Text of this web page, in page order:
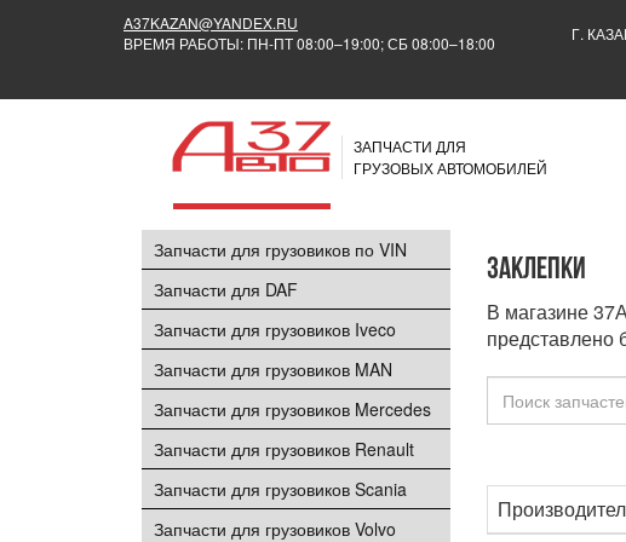
A37KAZAN@YANDEX.RU
ВРЕМЯ РАБОТЫ: ПН-ПТ 08:00–19:00; СБ 08:00–18:00
Г.
ЗАПЧАСТИ ДЛЯ
ГРУЗОВЫХ АВТОМОБИЛЕЙ
Запчасти для грузовиков по VIN
Запчасти для DAF
Запчасти для грузовиков Iveco
Запчасти для грузовиков MAN
Запчасти для грузовиков Mercedes
Запчасти для грузовиков Renault
Запчасти для грузовиков Scania
Запчасти для грузовиков Volvo
Заклепки
В магазине
представлено